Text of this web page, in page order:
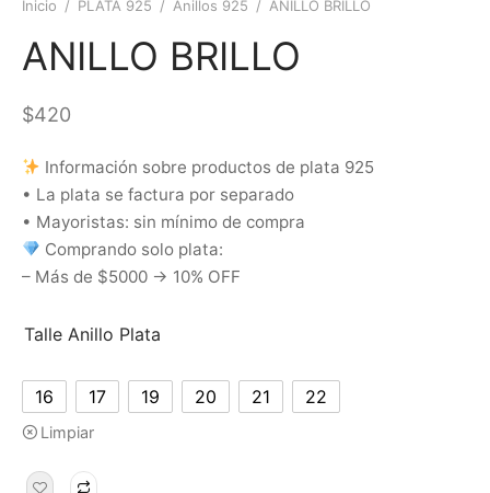
Inicio / PLATA 925 / Anillos 925 / ANILLO BRILLO
ANILLO BRILLO
$420
Información sobre productos de plata 925
• La plata se factura por separado
• Mayoristas: sin mínimo de compra
Comprando solo plata:
– Más de $5000 → 10% OFF
Talle Anillo Plata
16 17 19 20 21 22
Limpiar